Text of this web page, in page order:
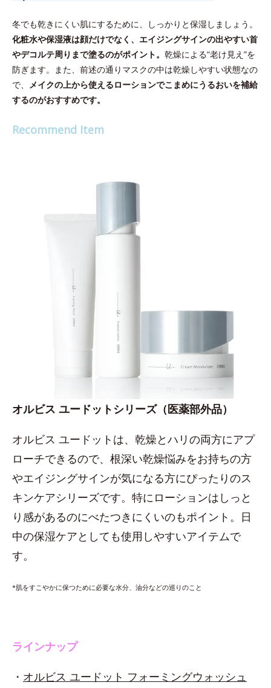
冬でも乾きにくい肌にするために、しっかりと保湿しましょう。
化粧水や保湿液は顔だけでなく、エイジングサインの出やすい首
やデコルテ周りまで塗るのがポイント。 乾燥による“老け見え”を
防ぎます。また、前述の通りマスクの中は乾燥しやすい状態なの
で、 メイクの上から使えるローションでこまめにうるおいを補給
するのがおすすめです。
Recommend Item
オルビス ユードットシリーズ（医薬部外品）
オルビス ユードットは、乾燥とハリの両方にアプ
ローチできるので、根深い乾燥悩みをお持ちの方
やエイジングサインが気になる方にぴったりのス
キンケアシリーズです。特にローションはしっと
り感があるのにべたつきにくいのもポイント。日
中の保湿ケアとしても使用しやすいアイテムで
す。
*肌をすこやかに保つために必要な水分、油分などの巡りのこと
ラインナップ
・ オルビス ユードット フォーミングウォッシュ